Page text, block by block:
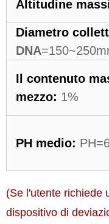
Altitudine
Diametro
DNA
Il contenuto
mezzo: 1%
PH medio:
(Se l'utente richiede
dispositivo di